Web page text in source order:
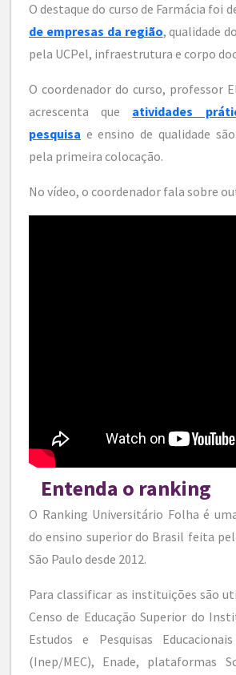
O destaque do curso de Farmácia foi
de empresas da região, qualidade
pela UCPel, infraestrutura e corpo
O coordenador do curso, professor
acrescenta que atividades
pesquisa e ensino de qualidade
pela primeira colocação.
No vídeo, o coordenador fala sobre
Entenda o ranking
O Ranking Universitário Folha é
do ensino superior do Brasil feita
São Paulo desde 2012.
Para classificar as instituições são
Censo de Educação Superior do
Estudos e Pesquisas
(Inep/MEC), Enade, plataformas